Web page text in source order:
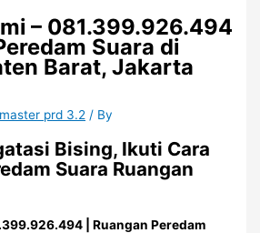
– 081.399.926.494
Suara di
Barat, Jakarta
master prd 3.2 / By
Bising, Ikuti Cara
Suara Ruangan
| Ruangan Peredam